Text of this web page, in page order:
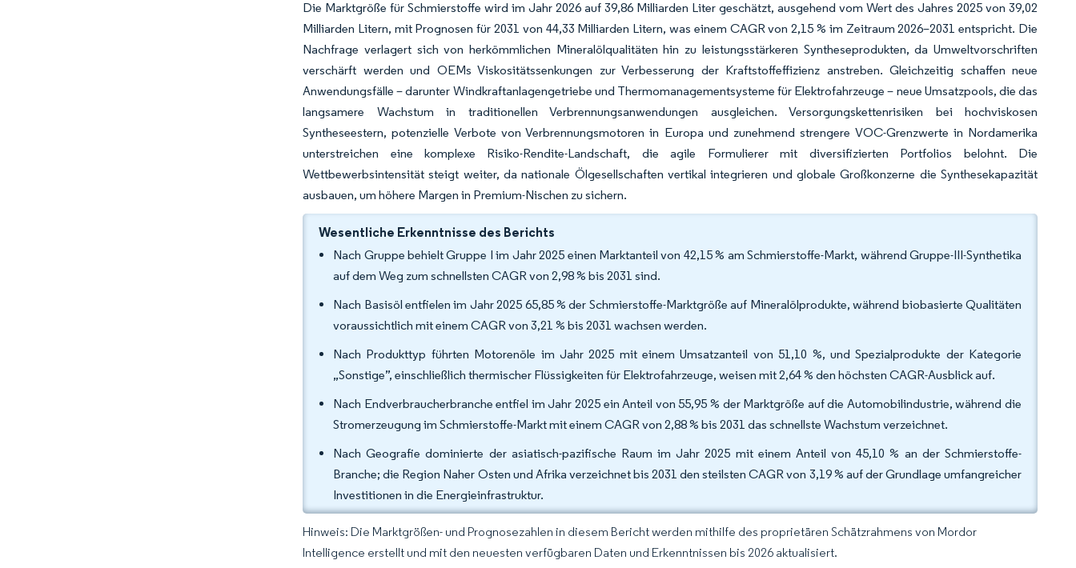
Die Marktgröße für Schmierstoffe wird im Jahr 2026 auf 39,86 Milliarden Liter geschätzt, ausgehend vom Wert des Jahres 2025 von 39,02
Milliarden Litern, mit Prognosen für 2031 von 44,33 Milliarden Litern, was einem CAGR von 2,15 % im Zeitraum 2026–2031 entspricht. Die
Nachfrage verlagert sich von herkömmlichen Mineralölqualitäten hin zu leistungsstärkeren Syntheseprodukten, da Umweltvorschriften
verschärft werden und OEMs Viskositätssenkungen zur Verbesserung der Kraftstoffeffizienz anstreben. Gleichzeitig schaffen neue
Anwendungsfälle – darunter Windkraftanlagengetriebe und Thermomanagementsysteme für Elektrofahrzeuge – neue Umsatzpools, die das
langsamere Wachstum in traditionellen Verbrennungsanwendungen ausgleichen. Versorgungskettenrisiken bei hochviskosen
Syntheseestern, potenzielle Verbote von Verbrennungsmotoren in Europa und zunehmend strengere VOC-Grenzwerte in Nordamerika
unterstreichen eine komplexe Risiko-Rendite-Landschaft, die agile Formulierer mit diversifizierten Portfolios belohnt. Die
Wettbewerbsintensität steigt weiter, da nationale Ölgesellschaften vertikal integrieren und globale Großkonzerne die Synthesekapazität
ausbauen, um höhere Margen in Premium-Nischen zu sichern.
Wesentliche Erkenntnisse des Berichts
Nach Gruppe behielt Gruppe I im Jahr 2025 einen Marktanteil von 42,15 % am Schmierstoffe-Markt, während Gruppe-III-Synthetika
auf dem Weg zum schnellsten CAGR von 2,98 % bis 2031 sind.
Nach Basisöl entfielen im Jahr 2025 65,85 % der Schmierstoffe-Marktgröße auf Mineralölprodukte, während biobasierte Qualitäten
voraussichtlich mit einem CAGR von 3,21 % bis 2031 wachsen werden.
Nach Produkttyp führten Motorenöle im Jahr 2025 mit einem Umsatzanteil von 51,10 %, und Spezialprodukte der Kategorie
„Sonstige”, einschließlich thermischer Flüssigkeiten für Elektrofahrzeuge, weisen mit 2,64 % den höchsten CAGR-Ausblick auf.
Nach Endverbraucherbranche entfiel im Jahr 2025 ein Anteil von 55,95 % der Marktgröße auf die Automobilindustrie, während die
Stromerzeugung im Schmierstoffe-Markt mit einem CAGR von 2,88 % bis 2031 das schnellste Wachstum verzeichnet.
Nach Geografie dominierte der asiatisch-pazifische Raum im Jahr 2025 mit einem Anteil von 45,10 % an der Schmierstoffe-
Branche; die Region Naher Osten und Afrika verzeichnet bis 2031 den steilsten CAGR von 3,19 % auf der Grundlage umfangreicher
Investitionen in die Energieinfrastruktur.
Hinweis: Die Marktgrößen- und Prognosezahlen in diesem Bericht werden mithilfe des proprietären Schätzrahmens von Mordor
Intelligence erstellt und mit den neuesten verfügbaren Daten und Erkenntnissen bis 2026 aktualisiert.